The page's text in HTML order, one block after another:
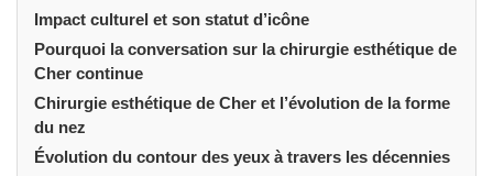
Impact culturel et son statut d’icône
Pourquoi la conversation sur la chirurgie esthétique de
Cher continue
Chirurgie esthétique de Cher et l’évolution de la forme
du nez
Évolution du contour des yeux à travers les décennies